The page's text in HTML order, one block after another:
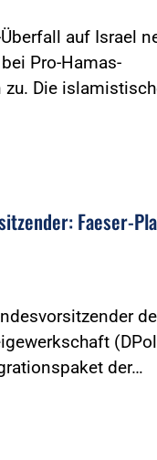
auf Israel
Pro-Hamas-
zu. Die
Faeser-
der…